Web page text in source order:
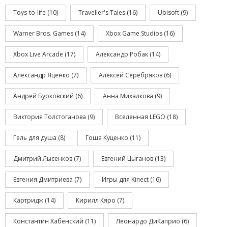
Toys-to-life (10) Traveller's Tales (16) Ubisoft (9)
Warner Bros. Games (14) Xbox Game Studios (16)
Xbox Live Arcade (17) Александр Робак (14)
Александр Яценко (7) Алексей Серебряков (6)
Андрей Бурковский (6) Анна Михалкова (9)
Виктория Толстоганова (9) Вселенная LEGO (18)
Гель для душа (8) Гоша Куценко (11)
Дмитрий Лысенков (7) Евгений Цыганов (13)
Евгения Дмитриева (7) Игры для Kinect (16)
Картридж (14) Кирилл Кяро (7)
Константин Хабенский (11) Леонардо ДиКаприо (6)